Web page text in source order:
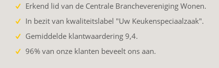
Erkend lid van de Centrale Branchevereniging Wonen.
In bezit van kwaliteitslabel "Uw Keukenspeciaalzaak".
Gemiddelde klantwaardering 9,4.
96% van onze klanten beveelt ons aan.